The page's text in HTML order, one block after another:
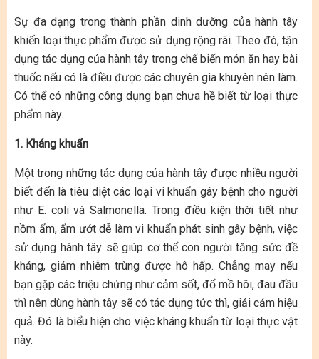
Sự đa dạng trong thành phần dinh dưỡng của hành tây
khiến loại thực phẩm được sử dụng rộng rãi. Theo đó, tận
dụng tác dụng của hành tây trong chế biến món ăn hay bài
thuốc nếu có là điều được các chuyên gia khuyên nên làm.
Có thể có những công dụng bạn chưa hề biết từ loại thực
phẩm này.
1. Kháng khuẩn
Một trong những tác dụng của hành tây được nhiều người
biết đến là tiêu diệt các loại vi khuẩn gây bệnh cho người
như E. coli và Salmonella. Trong điều kiện thời tiết như
nồm ẩm, ẩm ướt dễ làm vi khuẩn phát sinh gây bệnh, việc
sử dụng hành tây sẽ giúp cơ thể con người tăng sức đề
kháng, giảm nhiễm trùng được hô hấp. Chẳng may nếu
bạn gặp các triệu chứng như cảm sốt, đổ mồ hôi, đau đầu
thì nên dùng hành tây sẽ có tác dụng tức thì, giải cảm hiệu
quả. Đó là biểu hiện cho việc kháng khuẩn từ loại thực vật
này.